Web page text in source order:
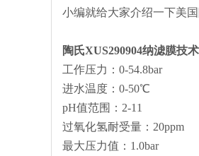
小编就给大家介绍一下美
陶氏XUS290904纳滤膜技
工作压力：0-54.8bar
进水温度：0-50℃
pH值范围：2-11
过氧化氢耐受量：20ppm
最大压力值：1.0bar